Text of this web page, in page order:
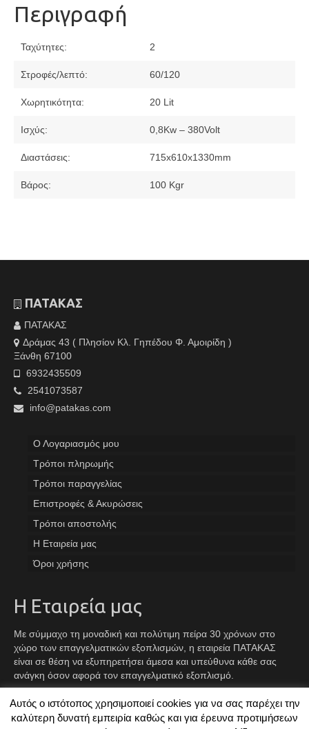
Περιγραφή
Ταχύτητες: 2
Στροφές/λεπτό: 60/120
Χωρητικότητα: 20 Lit
Ισχύς: 0,8Kw – 380Volt
Διαστάσεις: 715x610x1330mm
Βάρος: 100 Kgr
ΠΑΤΑΚΑΣ
ΠΑΤΑΚΑΣ
Δράμας 43 ( Πλησίον Κλ. Γηπέδου Φ. Αμοιρίδη )
Ξάνθη 67100
6932435509
2541073587
info@patakas.com
Ο Λογαριασμός μου
Tρόποι πληρωμής
Τρόποι παραγγελίας
Επιστροφές & Ακυρώσεις
Τρόποι αποστολής
Η Εταιρεία μας
Όροι χρήσης
Η Εταιρεία μας
Με σύμμαχο τη μοναδική και πολύτιμη πείρα 30 χρόνων στο
χώρο των επαγγελματικών εξοπλισμών, η εταιρεία ΠΑΤΑΚΑΣ
είναι σε θέση να εξυπηρετήσει άμεσα και υπεύθυνα κάθε σας
ανάγκη όσον αφορά τον επαγγελματικό εξοπλισμό.
Facebook
Instagram
TikTok
Αυτός ο ιστότοπος χρησιμοποιεί cookies για να σας παρέχει την
καλύτερη δυνατή εμπειρία καθώς και για έρευνα προτιμήσεων